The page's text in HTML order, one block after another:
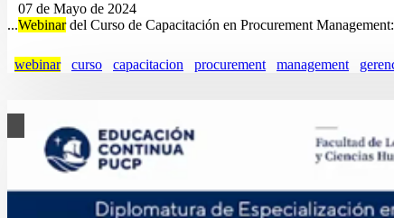
07 de Mayo de 2024
...Webinardel Curso de Capacitación en Procurement
webinar curso capacitacion procurement management